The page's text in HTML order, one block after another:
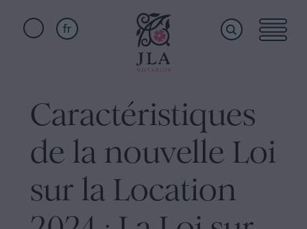
fr
Services
Qui
rapides
Serment
de
Nationalité
Notaire
Caractéristiques
de la nouvelle Loi
sur la Location